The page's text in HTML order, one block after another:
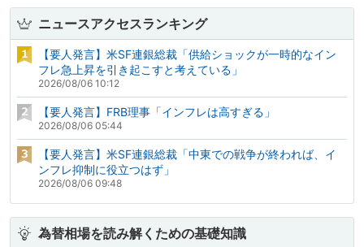
ニュースアクセスランキング
【要人発言】米SF連銀総裁「供給ショックが一時的なイン
フレ急上昇を引き起こすと考えている」
2026/08/06 10:12
【要人発言】FRB理事「インフレは高すぎる」
2026/08/06 05:44
【要人発言】米SF連銀総裁「中東での戦争が終われば、イ
ンフレ抑制に役立つはず」
2026/08/06 09:48
為替相場を読み解くための基礎知識